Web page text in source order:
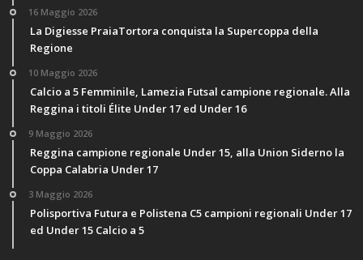
16 Maggio 2026
La Digiesse PraiaTortora conquista la Supercoppa della
Regione
10 Maggio 2026
Calcio a 5 Femminile, Lamezia Futsal campione regionale. Alla
Reggina i titoli Élite Under 17 ed Under 16
9 Maggio 2026
Reggina campione regionale Under 15, alla Union Siderno la
Coppa Calabria Under 17
3 Maggio 2026
Polisportiva Futura e Polistena C5 campioni regionali Under 17
ed Under 15 Calcio a 5